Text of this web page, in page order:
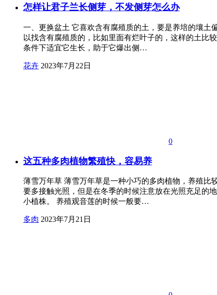
怎样让君子兰长侧芽，不发侧芽怎么办
一、更换盆土 它喜欢含有腐殖质的土，要是养培的壤
以找含有腐殖质的，比如里面有烂叶子的，这样的土比
条件下适宜它生长，助于它爆出侧…
花卉 2023年7月22日
0
这五种多肉植物繁殖快，容易养
薄雪万年草 薄雪万年草是一种小巧的多肉植物，养殖
要多接触光照，但是在冬季的时候注意放在光照充足的
小植株。 养殖观音莲的时候一般要…
多肉 2023年7月21日